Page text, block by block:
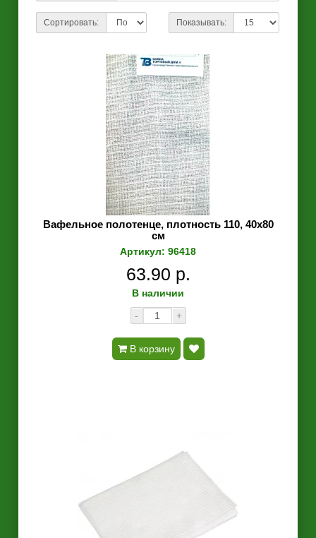
Сортировать: Показывать:
Вафельное полотенце, плотность 110, 40х80
см
Артикул: 96418
63.90 р.
В наличии
-
+
В корзину